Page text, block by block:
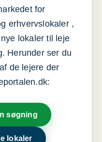
for
erhvervslokaler ,
lokaler til leje
Herunder ser du
de lejere der
søgning
lokaler